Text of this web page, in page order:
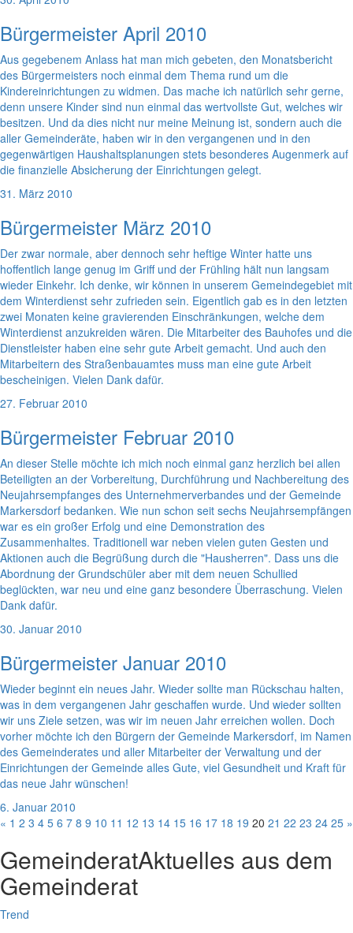
Bürgermeister April 2010
Aus gegebenem Anlass hat man mich gebeten, den Monatsbericht
des Bürgermeisters noch einmal dem Thema rund um die
Kindereinrichtungen zu widmen. Das mache ich natürlich sehr gerne,
denn unsere Kinder sind nun einmal das wertvollste Gut, welches wir
besitzen. Und da dies nicht nur meine Meinung ist, sondern auch die
aller Gemeinderäte, haben wir in den vergangenen und in den
gegenwärtigen Haushaltsplanungen stets besonderes Augenmerk auf
die finanzielle Absicherung der Einrichtungen gelegt.
31. März 2010
Bürgermeister März 2010
Der zwar normale, aber dennoch sehr heftige Winter hatte uns
hoffentlich lange genug im Griff und der Frühling hält nun langsam
wieder Einkehr. Ich denke, wir können in unserem Gemeindegebiet mit
dem Winterdienst sehr zufrieden sein. Eigentlich gab es in den letzten
zwei Monaten keine gravierenden Einschränkungen, welche dem
Winterdienst anzukreiden wären. Die Mitarbeiter des Bauhofes und die
Dienstleister haben eine sehr gute Arbeit gemacht. Und auch den
Mitarbeitern des Straßenbauamtes muss man eine gute Arbeit
bescheinigen. Vielen Dank dafür.
27. Februar 2010
Bürgermeister Februar 2010
An dieser Stelle möchte ich mich noch einmal ganz herzlich bei allen
Beteiligten an der Vorbereitung, Durchführung und Nachbereitung des
Neujahrsempfanges des Unternehmerverbandes und der Gemeinde
Markersdorf bedanken. Wie nun schon seit sechs Neujahrsempfängen
war es ein großer Erfolg und eine Demonstration des
Zusammenhaltes. Traditionell war neben vielen guten Gesten und
Aktionen auch die Begrüßung durch die "Hausherren". Dass uns die
Abordnung der Grundschüler aber mit dem neuen Schullied
beglückten, war neu und eine ganz besondere Überraschung. Vielen
Dank dafür.
30. Januar 2010
Bürgermeister Januar 2010
Wieder beginnt ein neues Jahr. Wieder sollte man Rückschau halten,
was in dem vergangenen Jahr geschaffen wurde. Und wieder sollten
wir uns Ziele setzen, was wir im neuen Jahr erreichen wollen. Doch
vorher möchte ich den Bürgern der Gemeinde Markersdorf, im Namen
des Gemeinderates und aller Mitarbeiter der Verwaltung und der
Einrichtungen der Gemeinde alles Gute, viel Gesundheit und Kraft für
das neue Jahr wünschen!
6. Januar 2010
« 1 2 3 4 5 6 7 8 9 10 11 12 13 14 15 16 17 18 19 20 21 22 23 24 25 »
GemeinderatAktuelles aus dem
Gemeinderat
Trend